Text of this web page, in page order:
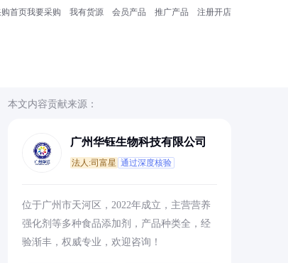
首页我要采购 我有货源 会员产品 推广产品 注册开店
本文内容贡献来源：
广州华钰生物科技有限公司
法人:司富星 通过深度核验
位于广州市天河区，2022年成立，主营营养
强化剂等多种食品添加剂，产品种类全，经
验渐丰，权威专业，欢迎咨询！